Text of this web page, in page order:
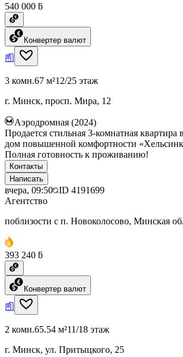
540 000 ƃ
Конвертер валют
3 комн.67 м²12/25 этаж
г. Минск, просп. Мира, 12
Аэродромная (2024)
Продается стильная 3-комнатная
дом повышенной комфортности
Полная готовность к проживанию!
Контакты
Написать
вчера, 09:50 ID 4191699
Агентство
поблизости с п. Новоколосово, Минская
393 240 ƃ
Конвертер валют
2 комн.65.54 м²11/18 этаж
г. Минск, ул. Притыцкого, 25